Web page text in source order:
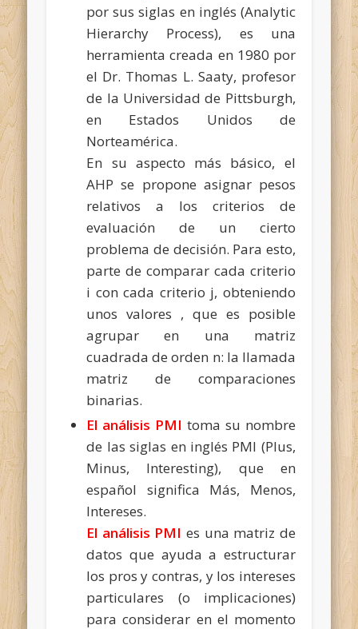
por sus siglas en inglés (Analytic
Hierarchy Process), es una
herramienta creada en 1980 por
el Dr. Thomas L. Saaty, profesor
de la Universidad de Pittsburgh,
en Estados Unidos de
Norteamérica.
En su aspecto más básico, el
AHP se propone asignar pesos
relativos a los criterios de
evaluación de un cierto
problema de decisión. Para esto,
parte de comparar cada criterio
i con cada criterio j, obteniendo
unos valores , que es posible
agrupar en una matriz
cuadrada de orden n: la llamada
matriz de comparaciones
binarias.
El análisis PMI toma su nombre
de las siglas en inglés PMI (Plus,
Minus, Interesting), que en
español significa Más, Menos,
Intereses.
El análisis PMI es una matriz de
datos que ayuda a estructurar
los pros y contras, y los intereses
particulares (o implicaciones)
para considerar en el momento